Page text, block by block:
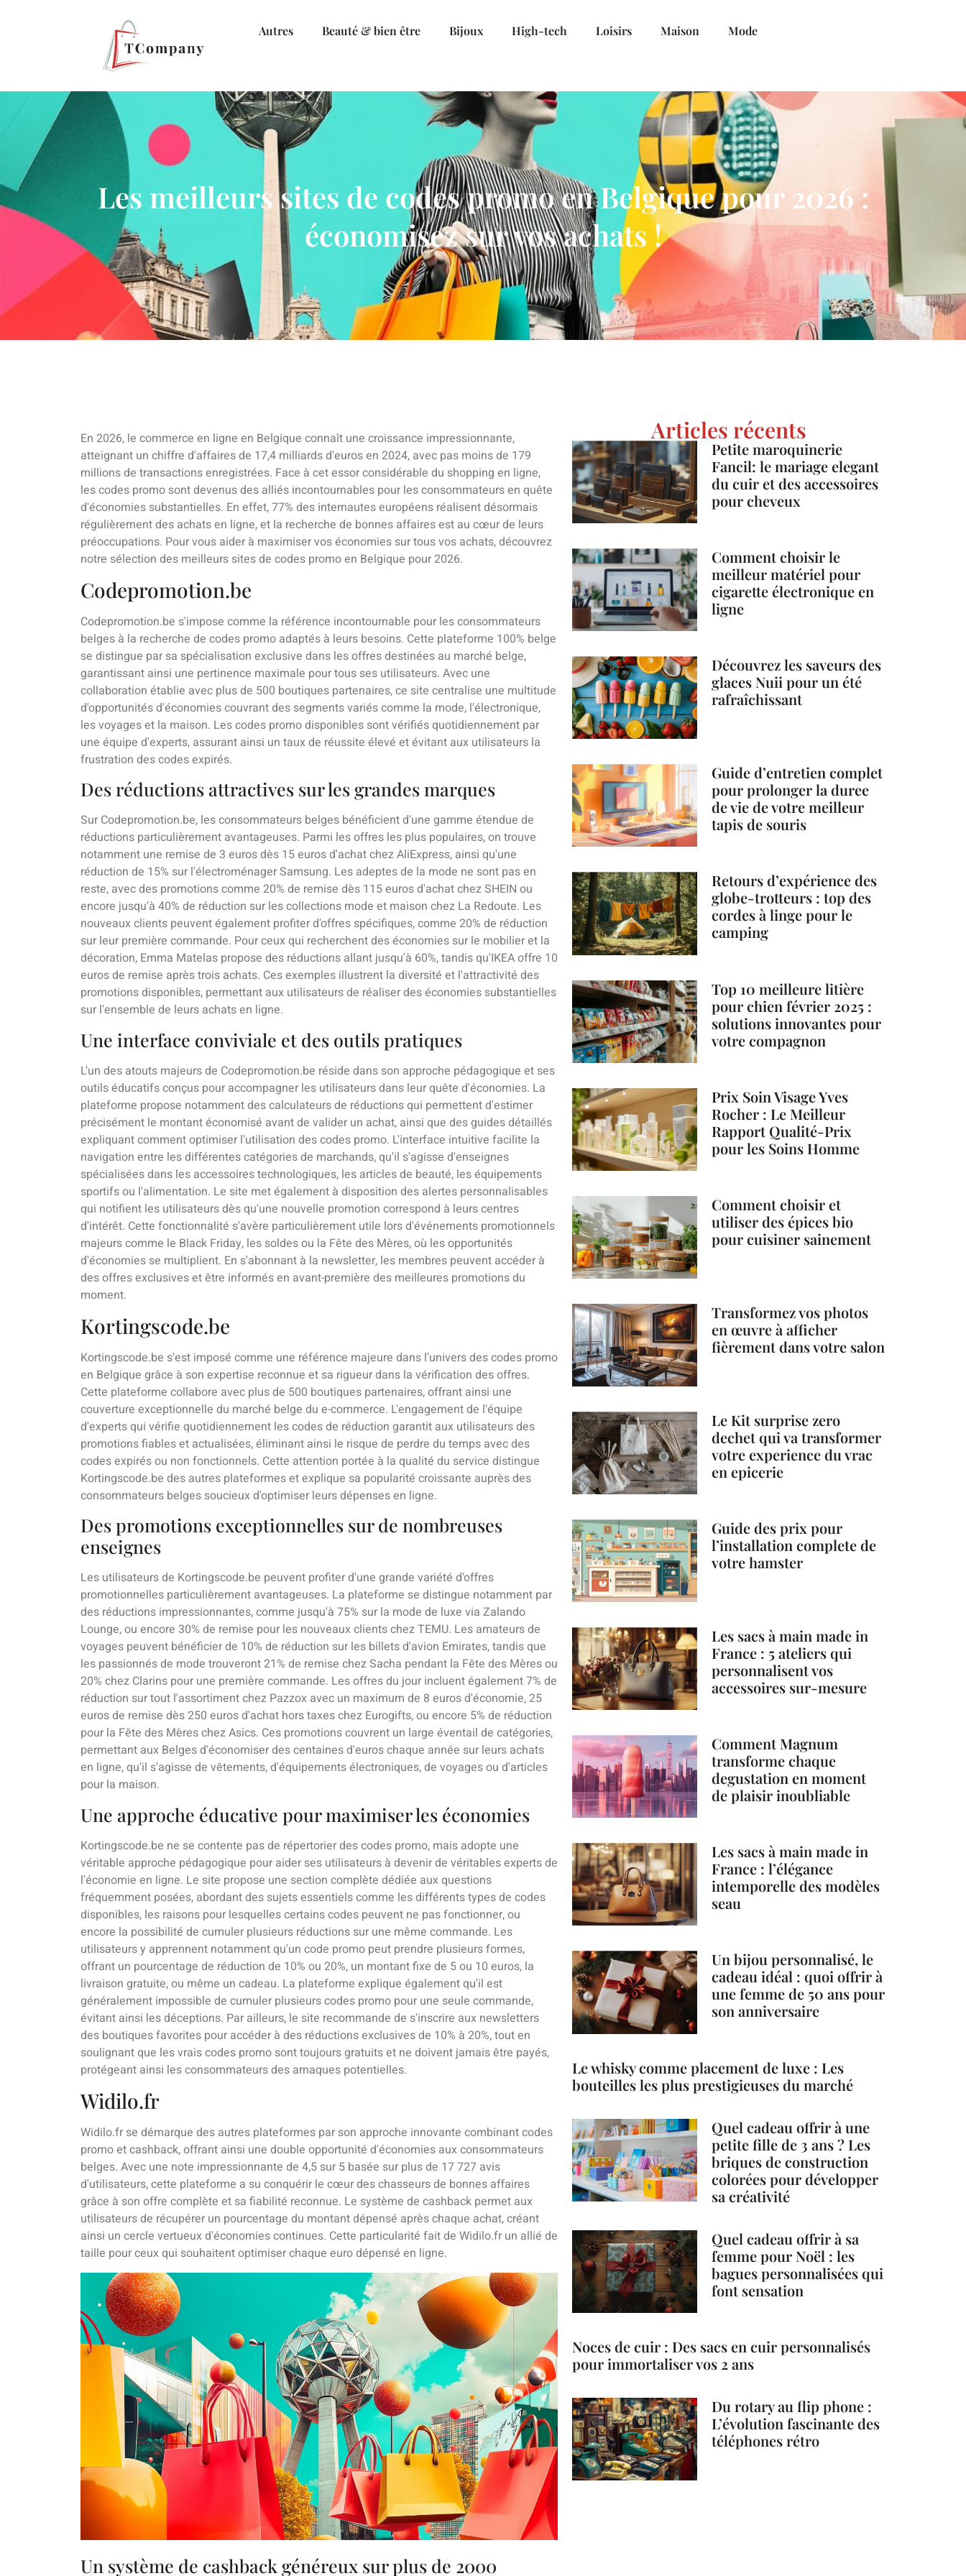
Autres Beauté & bien être Bijoux High-tech Loisirs Maison Mode
Les meilleurs sites de codes promo en Belgique pour 2026 :
économisez sur vos achats !
En 2026, le commerce en ligne en Belgique connaît une croissance impressionnante,
atteignant un chiffre d'affaires de 17,4 milliards d'euros en 2024, avec pas moins de 179
millions de transactions enregistrées. Face à cet essor considérable du shopping en ligne,
les codes promo sont devenus des alliés incontournables pour les consommateurs en quête
d'économies substantielles. En effet, 77% des internautes européens réalisent désormais
régulièrement des achats en ligne, et la recherche de bonnes affaires est au cœur de leurs
préoccupations. Pour vous aider à maximiser vos économies sur tous vos achats, découvrez
notre sélection des meilleurs sites de codes promo en Belgique pour 2026.
Codepromotion.be
Codepromotion.be s'impose comme la référence incontournable pour les consommateurs
belges à la recherche de codes promo adaptés à leurs besoins. Cette plateforme 100% belge
se distingue par sa spécialisation exclusive dans les offres destinées au marché belge,
garantissant ainsi une pertinence maximale pour tous ses utilisateurs. Avec une
collaboration établie avec plus de 500 boutiques partenaires, ce site centralise une multitude
d'opportunités d'économies couvrant des segments variés comme la mode, l'électronique,
les voyages et la maison. Les codes promo disponibles sont vérifiés quotidiennement par
une équipe d'experts, assurant ainsi un taux de réussite élevé et évitant aux utilisateurs la
frustration des codes expirés.
Des réductions attractives sur les grandes marques
Sur Codepromotion.be, les consommateurs belges bénéficient d'une gamme étendue de
réductions particulièrement avantageuses. Parmi les offres les plus populaires, on trouve
notamment une remise de 3 euros dès 15 euros d'achat chez AliExpress, ainsi qu'une
réduction de 15% sur l'électroménager Samsung. Les adeptes de la mode ne sont pas en
reste, avec des promotions comme 20% de remise dès 115 euros d'achat chez SHEIN ou
encore jusqu'à 40% de réduction sur les collections mode et maison chez La Redoute. Les
nouveaux clients peuvent également profiter d'offres spécifiques, comme 20% de réduction
sur leur première commande. Pour ceux qui recherchent des économies sur le mobilier et la
décoration, Emma Matelas propose des réductions allant jusqu'à 60%, tandis qu'IKEA offre 10
euros de remise après trois achats. Ces exemples illustrent la diversité et l'attractivité des
promotions disponibles, permettant aux utilisateurs de réaliser des économies substantielles
sur l'ensemble de leurs achats en ligne.
Une interface conviviale et des outils pratiques
L'un des atouts majeurs de Codepromotion.be réside dans son approche pédagogique et ses
outils éducatifs conçus pour accompagner les utilisateurs dans leur quête d'économies. La
plateforme propose notamment des calculateurs de réductions qui permettent d'estimer
précisément le montant économisé avant de valider un achat, ainsi que des guides détaillés
expliquant comment optimiser l'utilisation des codes promo. L'interface intuitive facilite la
navigation entre les différentes catégories de marchands, qu'il s'agisse d'enseignes
spécialisées dans les accessoires technologiques, les articles de beauté, les équipements
sportifs ou l'alimentation. Le site met également à disposition des alertes personnalisables
qui notifient les utilisateurs dès qu'une nouvelle promotion correspond à leurs centres
d'intérêt. Cette fonctionnalité s'avère particulièrement utile lors d'événements promotionnels
majeurs comme le Black Friday, les soldes ou la Fête des Mères, où les opportunités
d'économies se multiplient. En s'abonnant à la newsletter, les membres peuvent accéder à
des offres exclusives et être informés en avant-première des meilleures promotions du
moment.
Kortingscode.be
Kortingscode.be s'est imposé comme une référence majeure dans l'univers des codes promo
en Belgique grâce à son expertise reconnue et sa rigueur dans la vérification des offres.
Cette plateforme collabore avec plus de 500 boutiques partenaires, offrant ainsi une
couverture exceptionnelle du marché belge du e-commerce. L'engagement de l'équipe
d'experts qui vérifie quotidiennement les codes de réduction garantit aux utilisateurs des
promotions fiables et actualisées, éliminant ainsi le risque de perdre du temps avec des
codes expirés ou non fonctionnels. Cette attention portée à la qualité du service distingue
Kortingscode.be des autres plateformes et explique sa popularité croissante auprès des
consommateurs belges soucieux d'optimiser leurs dépenses en ligne.
Des promotions exceptionnelles sur de nombreuses
enseignes
Les utilisateurs de Kortingscode.be peuvent profiter d'une grande variété d'offres
promotionnelles particulièrement avantageuses. La plateforme se distingue notamment par
des réductions impressionnantes, comme jusqu'à 75% sur la mode de luxe via Zalando
Lounge, ou encore 30% de remise pour les nouveaux clients chez TEMU. Les amateurs de
voyages peuvent bénéficier de 10% de réduction sur les billets d'avion Emirates, tandis que
les passionnés de mode trouveront 21% de remise chez Sacha pendant la Fête des Mères ou
20% chez Clarins pour une première commande. Les offres du jour incluent également 7% de
réduction sur tout l'assortiment chez Pazzox avec un maximum de 8 euros d'économie, 25
euros de remise dès 250 euros d'achat hors taxes chez Eurogifts, ou encore 5% de réduction
pour la Fête des Mères chez Asics. Ces promotions couvrent un large éventail de catégories,
permettant aux Belges d'économiser des centaines d'euros chaque année sur leurs achats
en ligne, qu'il s'agisse de vêtements, d'équipements électroniques, de voyages ou d'articles
pour la maison.
Une approche éducative pour maximiser les économies
Kortingscode.be ne se contente pas de répertorier des codes promo, mais adopte une
véritable approche pédagogique pour aider ses utilisateurs à devenir de véritables experts de
l'économie en ligne. Le site propose une section complète dédiée aux questions
fréquemment posées, abordant des sujets essentiels comme les différents types de codes
disponibles, les raisons pour lesquelles certains codes peuvent ne pas fonctionner, ou
encore la possibilité de cumuler plusieurs réductions sur une même commande. Les
utilisateurs y apprennent notamment qu'un code promo peut prendre plusieurs formes,
offrant un pourcentage de réduction de 10% ou 20%, un montant fixe de 5 ou 10 euros, la
livraison gratuite, ou même un cadeau. La plateforme explique également qu'il est
généralement impossible de cumuler plusieurs codes promo pour une seule commande,
évitant ainsi les déceptions. Par ailleurs, le site recommande de s'inscrire aux newsletters
des boutiques favorites pour accéder à des réductions exclusives de 10% à 20%, tout en
soulignant que les vrais codes promo sont toujours gratuits et ne doivent jamais être payés,
protégeant ainsi les consommateurs des arnaques potentielles.
Widilo.fr
Widilo.fr se démarque des autres plateformes par son approche innovante combinant codes
promo et cashback, offrant ainsi une double opportunité d'économies aux consommateurs
belges. Avec une note impressionnante de 4,5 sur 5 basée sur plus de 17 727 avis
d'utilisateurs, cette plateforme a su conquérir le cœur des chasseurs de bonnes affaires
grâce à son offre complète et sa fiabilité reconnue. Le système de cashback permet aux
utilisateurs de récupérer un pourcentage du montant dépensé après chaque achat, créant
ainsi un cercle vertueux d'économies continues. Cette particularité fait de Widilo.fr un allié de
taille pour ceux qui souhaitent optimiser chaque euro dépensé en ligne.
Un système de cashback généreux sur plus de 2000
Articles récents
Petite maroquinerie
Fancil: le mariage elegant
du cuir et des accessoires
pour cheveux
Comment choisir le
meilleur matériel pour
cigarette électronique en
ligne
Découvrez les saveurs des
glaces Nuii pour un été
rafraîchissant
Guide d’entretien complet
pour prolonger la duree
de vie de votre meilleur
tapis de souris
Retours d’expérience des
globe-trotteurs : top des
cordes à linge pour le
camping
Top 10 meilleure litière
pour chien février 2025 :
solutions innovantes pour
votre compagnon
Prix Soin Visage Yves
Rocher : Le Meilleur
Rapport Qualité-Prix
pour les Soins Homme
Comment choisir et
utiliser des épices bio
pour cuisiner sainement
Transformez vos photos
en œuvre à afficher
fièrement dans votre salon
Le Kit surprise zero
dechet qui va transformer
votre experience du vrac
en epicerie
Guide des prix pour
l’installation complete de
votre hamster
Les sacs à main made in
France : 5 ateliers qui
personnalisent vos
accessoires sur-mesure
Comment Magnum
transforme chaque
degustation en moment
de plaisir inoubliable
Les sacs à main made in
France : l’élégance
intemporelle des modèles
seau
Un bijou personnalisé, le
cadeau idéal : quoi offrir à
une femme de 50 ans pour
son anniversaire
Le whisky comme placement de luxe : Les
bouteilles les plus prestigieuses du marché
Quel cadeau offrir à une
petite fille de 3 ans ? Les
briques de construction
colorées pour développer
sa créativité
Quel cadeau offrir à sa
femme pour Noël : les
bagues personnalisées qui
font sensation
Noces de cuir : Des sacs en cuir personnalisés
pour immortaliser vos 2 ans
Du rotary au flip phone :
L’évolution fascinante des
téléphones rétro